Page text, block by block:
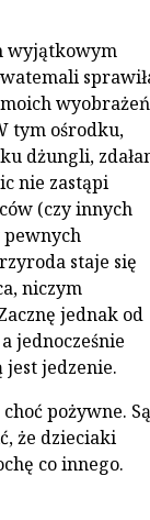
wyjątkowym
wyobrażeń
tym ośrodku,
dżungli,
nie zastąpi
(czy innych
staje się
niczym
jednak od
jednocześnie
jedzenie.
pożywne. Są
że dzieciaki
co innego.